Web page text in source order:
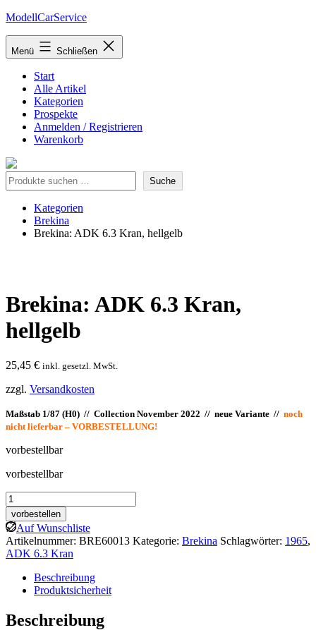
Zum
springen
ModellCarService
Menü Schließen
Start
Alle Artikel
Kategorien
Prospekte
Anmelden / Registrieren
Warenkorb
Suche Suche
Kategorien
Brekina
Brekina: ADK 6.3 Kran, hellgelb
Brekina: ADK 6.3 Kran,
hellgelb
25,45 € inkl. gesetzl. MwSt.
zzgl. Versandkosten
Maßstab 1/87 (H0) // Collection November 2022 // neue Variante // noch
nicht lieferbar – VORBESTELLUNG!
vorbestellbar
vorbestellbar
Brekina:
ADK
6.3
Kran,
hellgelb
Menge
vorbestellen
Auf Wunschliste
Artikelnummer: BRE60013 Kategorie: Brekina Schlagwörter: 1965,
ADK 6.3 Kran
Beschreibung
Produktsicherheit
Beschreibung